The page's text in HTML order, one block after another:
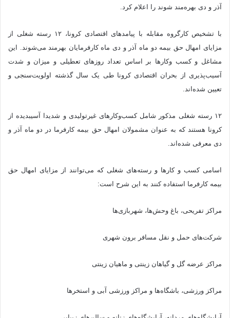
آذر و دی بهره‌مند شوند را اعلام کرد.
با تشخیص کارگروه مقابله با پیامدهای اقتصادی کرونا، ۱۲ رسته شغلی از
مزایای امهال حق بیمه دو ماه آذر و دی ماه کارفرمایان بهرمند می‌شوند. این
مشاغل و کسب وکارها بر اساس تعداد روزهای تعطیلی و میزان و شدت
آسیب‌پذیری از بحران اقتصادی کرونا طی یک سال گذشته اولویت‌سنجی و
تعیین شده‌اند.
۱۲ رسته شغلی مذکور شامل کسب‌وکارهای غیرتولیدی و شدیدا آسیب‎دیده از
کرونا هستند که به عنوان مشمولان امهال حق بیمه کارفرما در دو ماه آذر و
دی معرفی شده‌اند.
اسامی کسب و کارها و رسته‌های شغلی که می‌توانند از مزایای امهال حق
بیمه کارفرما استفاده کنند به این شرح است:
مراکز تفریحی، باغ وحش‌ها، شهربازی‌ها
شرکت‌های حمل و نقل مسافر برون شهری
مراکز عرضه گل و گیاهان زینتی و ماهیان زینتی
مراکز ورزشی، باشگاه‌ها و مراکز ورزشی آبی و استخرها